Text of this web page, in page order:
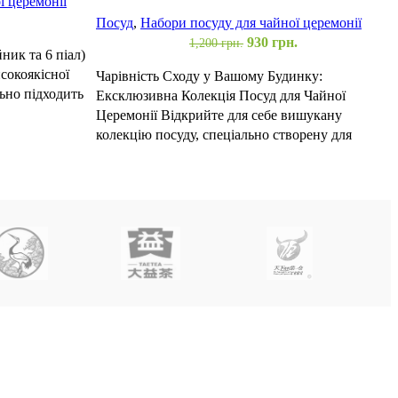
та 6 піал)
підходить
Посуд, Набори посуду для чайної церемонії
1,200грн. 930 грн.
Чарівність Сходу у Вашому Будинку:
Ексклюзивна Колекція Посуд для Чайної
Церемонії Відкрийте для себе вишукану
колекцію посуду, спеціально створену для